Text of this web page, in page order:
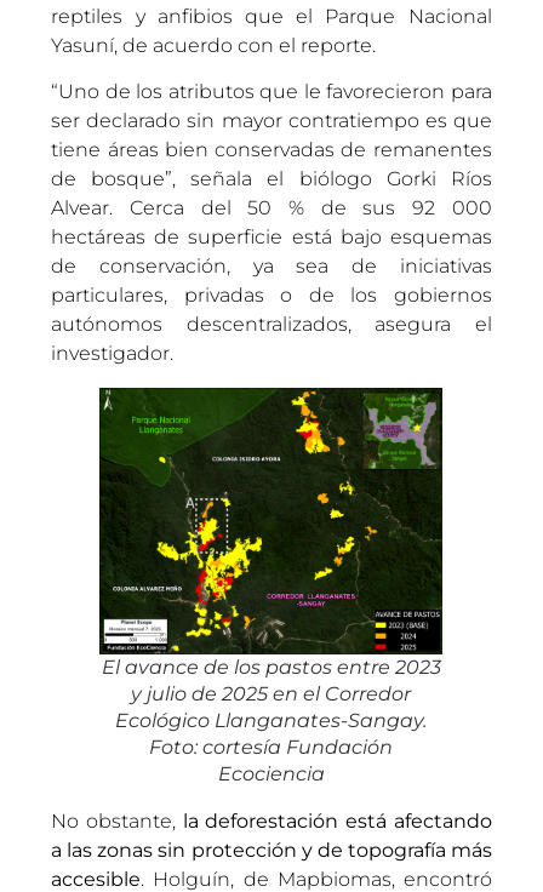
reptiles y anfibios que el Parque Nacional
Yasuní, de acuerdo con el reporte.
“Uno de los atributos que le favorecieron para
ser declarado sin mayor contratiempo es que
tiene áreas bien conservadas de remanentes
de bosque”, señala el biólogo Gorki Ríos
Alvear. Cerca del 50 % de sus 92 000
hectáreas de superficie está bajo esquemas
de conservación, ya sea de iniciativas
particulares, privadas o de los gobiernos
autónomos descentralizados, asegura el
investigador.
El avance de los pastos entre 2023
y julio de 2025 en el Corredor
Ecológico Llanganates-Sangay.
Foto: cortesía Fundación
Ecociencia
No obstante, la deforestación está afectando
a las zonas sin protección y de topografía más
accesible. Holguín, de Mapbiomas, encontró